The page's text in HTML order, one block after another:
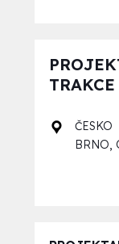
TRAKCE
ČESKO
BRNO,